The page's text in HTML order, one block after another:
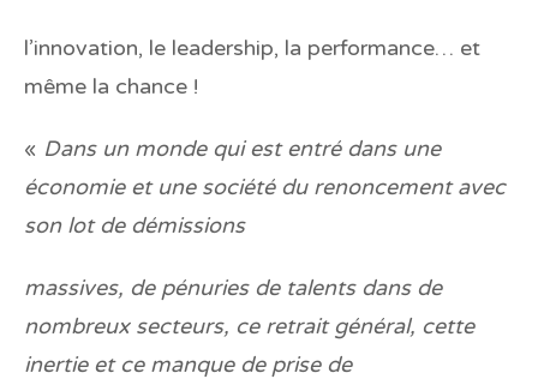
l’innovation, le leadership, la performance… et
même la chance !
« Dans un monde qui est entré dans une
économie et une société du renoncement avec
son lot de démissions
massives, de pénuries de talents dans de
nombreux secteurs, ce retrait général, cette
inertie et ce manque de prise de